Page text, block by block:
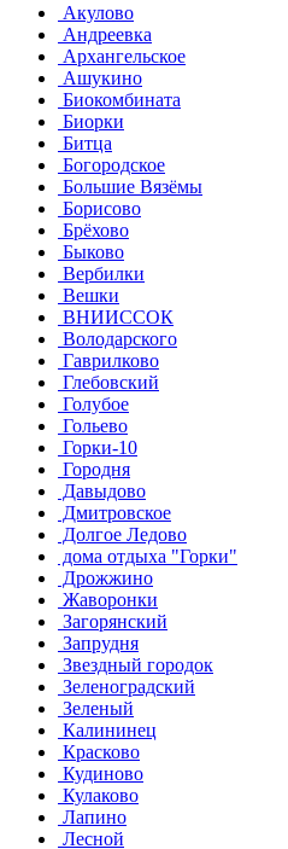
Акулово
Андреевка
Архангельское
Ашукино
Биокомбината
Биорки
Битца
Богородское
Большие Вязёмы
Борисово
Брёхово
Быково
Вербилки
Вешки
ВНИИССОК
Володарского
Гаврилково
Глебовский
Голубое
Гольево
Горки-10
Городня
Давыдово
Дмитровское
Долгое Ледово
дома отдыха "Горки"
Дрожжино
Жаворонки
Загорянский
Запрудня
Звездный городок
Зеленоградский
Зеленый
Калининец
Красково
Кудиново
Кулаково
Лапино
Лесной